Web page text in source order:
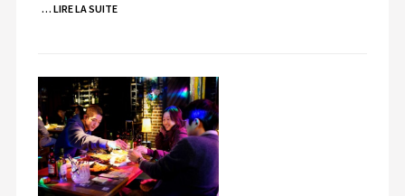
… LIRE LA SUITE